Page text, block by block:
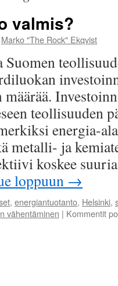
valmis?
Marko "The Rock" Ekqvist
Suomen
teollisuuden
energia-
metalli- ja
koskee
loppuun →
, energiantuotanto, Helsinki,
vähentäminen | Kommentit